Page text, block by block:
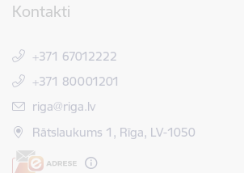
Kontakti
+371 67012222
+371 80001201
E-pasts:
riga@riga.lv
Rātslaukums 1, Rīga, LV-1050